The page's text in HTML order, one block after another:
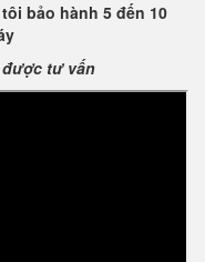
bảo hành 5 đến 10
được tư vấn